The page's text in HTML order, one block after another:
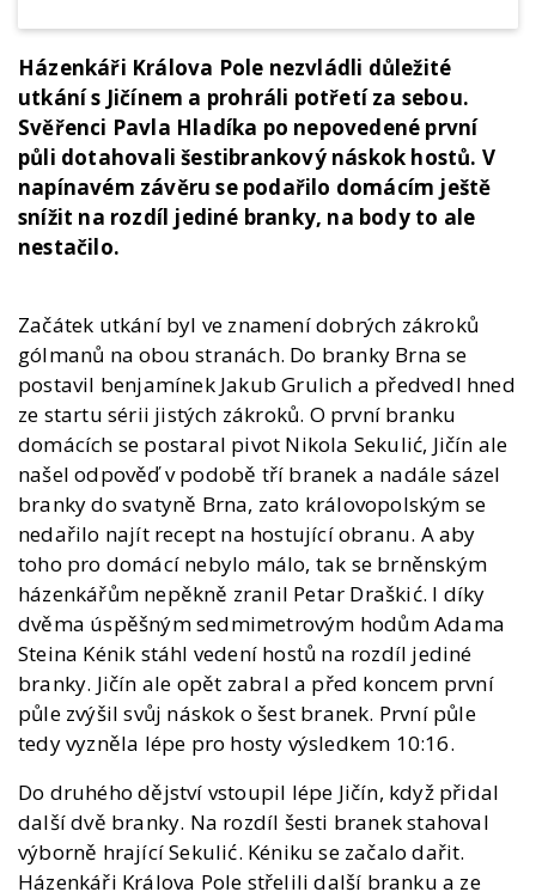
Házenkáři Králova Pole nezvládli důležité
utkání s Jičínem a prohráli potřetí za sebou.
Svěřenci Pavla Hladíka po nepovedené první
půli dotahovali šestibrankový náskok hostů. V
napínavém závěru se podařilo domácím ještě
snížit na rozdíl jediné branky, na body to ale
nestačilo.
Začátek utkání byl ve znamení dobrých zákroků
gólmanů na obou stranách. Do branky Brna se
postavil benjamínek Jakub Grulich a předvedl hned
ze startu sérii jistých zákroků. O první branku
domácích se postaral pivot Nikola Sekulić, Jičín ale
našel odpověď v podobě tří branek a nadále sázel
branky do svatyně Brna, zato královopolským se
nedařilo najít recept na hostující obranu. A aby
toho pro domácí nebylo málo, tak se brněnským
házenkářům nepěkně zranil Petar Draškić. I díky
dvěma úspěšným sedmimetrovým hodům Adama
Steina Kénik stáhl vedení hostů na rozdíl jediné
branky. Jičín ale opět zabral a před koncem první
půle zvýšil svůj náskok o šest branek. První půle
tedy vyzněla lépe pro hosty výsledkem 10:16.
Do druhého dějství vstoupil lépe Jičín, když přidal
další dvě branky. Na rozdíl šesti branek stahoval
výborně hrající Sekulić. Kéniku se začalo dařit.
Házenkáři Králova Pole střelili další branku a ze